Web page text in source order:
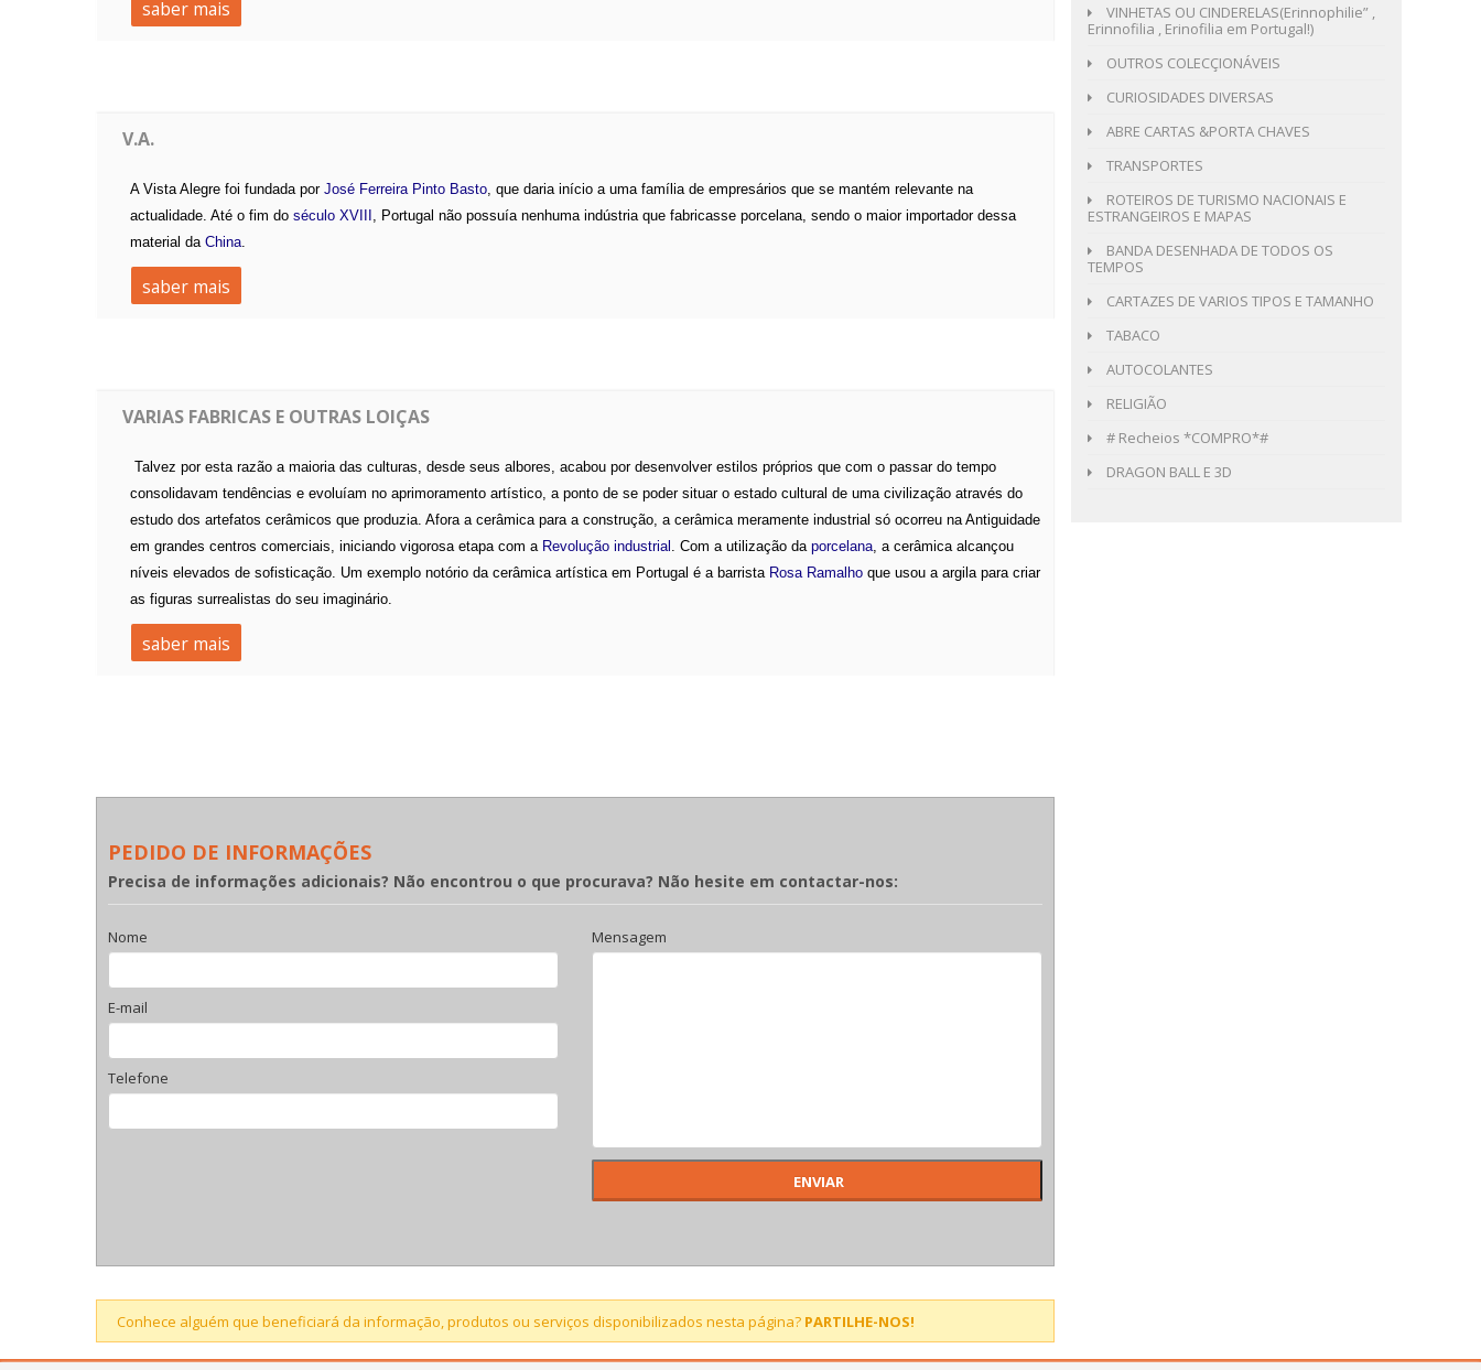
saber mais
V.A.
A Vista Alegre foi fundada por José Ferreira Pinto Basto, que daria início a uma família de empresários que se mantém relevante na
actualidade. Até o fim do século XVIII , Portugal não possuía nenhuma indústria que fabricasse porcelana, sendo o maior importador dessa
material da China.
saber mais
VARIAS FABRICAS E OUTRAS LOIÇAS
Talvez por esta razão a maioria das culturas, desde seus albores, acabou por desenvolver estilos próprios que com o passar do tempo
consolidavam tendências e evoluíam no aprimoramento artístico, a ponto de se poder situar o estado cultural de uma civilização através do
estudo dos artefatos cerâmicos que produzia. Afora a cerâmica para a construção, a cerâmica meramente industrial só ocorreu na Antiguidade
em grandes centros comerciais, iniciando vigorosa etapa com a Revolução industrial . Com a utilização da porcelana, a cerâmica alcançou
níveis elevados de sofisticação. Um exemplo notório da cerâmica artística em Portugal é a barrista Rosa Ramalho que usou a argila para criar
as figuras surrealistas do seu imaginário.
saber mais
PEDIDO DE INFORMAÇÕES
Precisa de informações adicionais? Não encontrou o que procurava? Não hesite em contactar-nos:
Nome
E-mail
Telefone
Mensagem
Conhece alguém que beneficiará da informação, produtos ou serviços disponibilizados nesta página? PARTILHE-NOS!
VINHETAS OU CINDERELAS(Erinnophilie” ,
Erinnofilia , Erinofilia em Portugal!)
OUTROS COLECÇIONÁVEIS
CURIOSIDADES DIVERSAS
ABRE CARTAS &PORTA CHAVES
TRANSPORTES
ROTEIROS DE TURISMO NACIONAIS E
ESTRANGEIROS E MAPAS
BANDA DESENHADA DE TODOS OS
TEMPOS
CARTAZES DE VARIOS TIPOS E TAMANHO
TABACO
AUTOCOLANTES
RELIGIÃO
# Recheios *COMPRO*#
DRAGON BALL E 3D